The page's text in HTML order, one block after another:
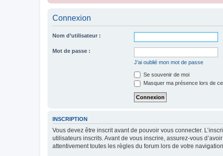
Connexion
Nom d’utilisateur :
Mot de passe :
J’ai oublié mon mot de passe
Se souvenir de moi
Masquer ma présence lors de
INSCRIPTION
Vous devez être inscrit avant de pouvoir vous connecter.
utilisateurs inscrits. Avant de vous inscrire, assurez-vous
attentivement toutes les règles du forum lors de votre